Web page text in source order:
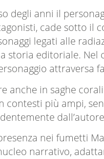
degli anni il
cade sotto il
legati alle
storia editoriale. Nel
attraversa
anche in saghe
contesti più ampi,
nei fumetti
narrativo,